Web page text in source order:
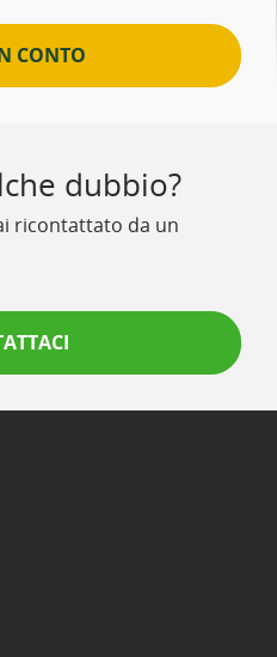
CONTO
dubbio?
ricontattato da un